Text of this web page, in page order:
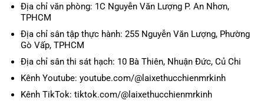
Địa chỉ văn phòng: 1C Nguyễn Văn Lượng P. An Nhơn,
TPHCM
Địa chỉ sân tập thực hành: 255 Nguyễn Văn Lượng, Phường
Gò Vấp, TPHCM
Địa chỉ sân thi sát hạch: 10 Bà Thiên, Nhuận Đức, Củ Chi
Kênh Youtube: youtube.com/@laixethucchienmrkinh
Kênh TikTok: tiktok.com/@laixethucchienmrkinh